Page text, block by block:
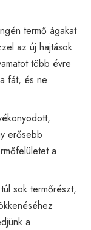
termő ágakat
az új hajtások
több évre
fát, és ne
erősebb
a
sok termőrészt,
a